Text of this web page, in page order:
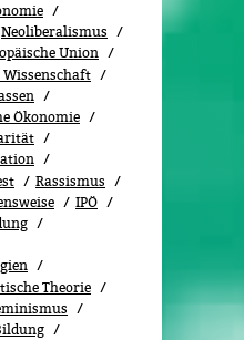
Neoliberalismus
Union
Ökonomie
Rassismus
IPÖ
Theorie